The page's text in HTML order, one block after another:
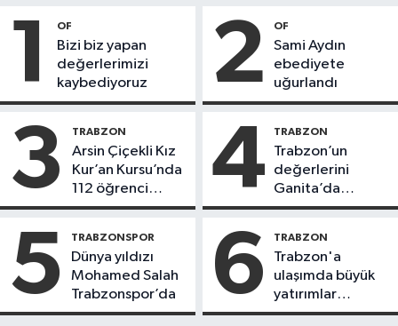
1 OF
Bizi biz yapan
değerlerimizi
kaybediyoruz
2 OF
Sami Aydın
ebediyete
uğurlandı
3 TRABZON
Arsin Çiçekli Kız
Kur’an Kursu’nda
112 öğrenci
icazet aldı
4 TRABZON
Trabzon’un
değerlerini
Ganita’da
yaşatıyoruz
5 TRABZONSPOR
Dünya yıldızı
Mohamed Salah
Trabzonspor’da
6 TRABZON
Trabzon'a
ulaşımda büyük
yatırımlar
yapılıyor